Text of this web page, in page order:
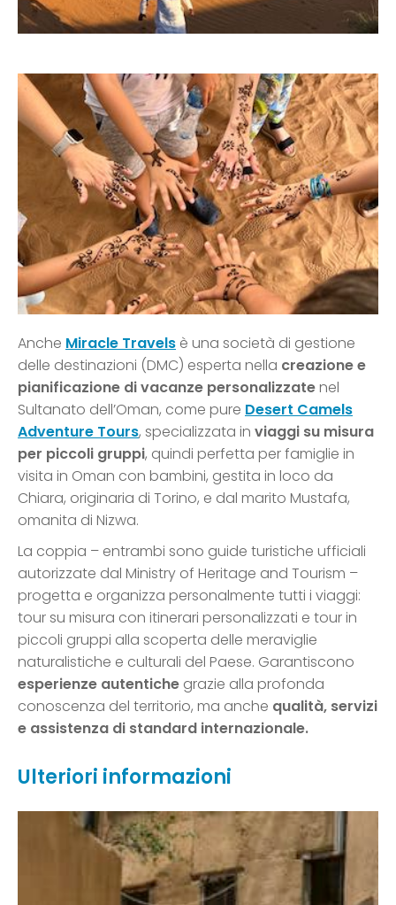
Anche Miracle Travels è una società di gestione
delle destinazioni (DMC) esperta nella creazione e
pianificazione di vacanze personalizzatenel
Sultanato dell’Oman, come pure Desert Camels
Adventure Tours, specializzata in viaggi su misura
per piccoli gruppi, quindi perfetta per famiglie in
visita in Oman con bambini, gestita in loco da
Chiara, originaria di Torino, e dal marito Mustafa,
omanita di Nizwa.
La coppia – entrambi sono guide turistiche ufficiali
autorizzate dal Ministry of Heritage and Tourism –
progetta e organizza personalmente tutti i viaggi:
tour su misura con itinerari personalizzati e tour in
piccoli gruppi alla scoperta delle meraviglie
naturalistiche e culturali del Paese. Garantiscono
esperienze autentiche grazie alla profonda
conoscenza del territorio, ma anche qualità, servizi
e assistenza di standard internazionale.
Ulteriori informazioni